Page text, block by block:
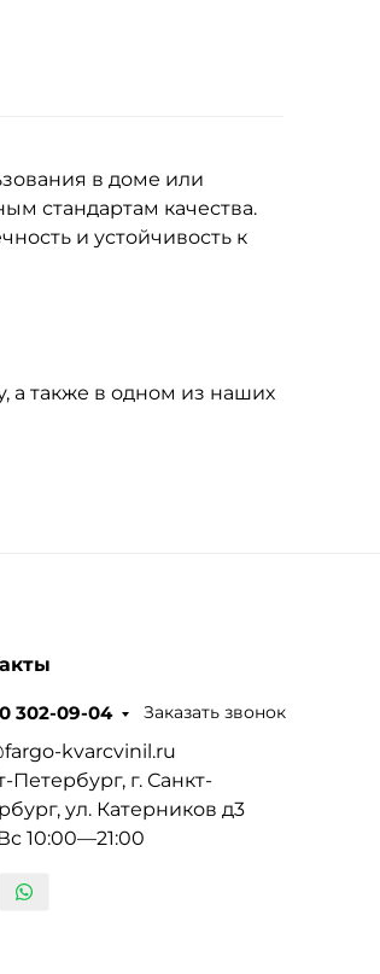
в доме или
стандартам качества.
и устойчивость к
а также в одном из наших
302-09-04 Заказать звонок
kvarcvinil.ru
Петербург, г. Санкт-
ул. Катерников д3
10:00—21:00